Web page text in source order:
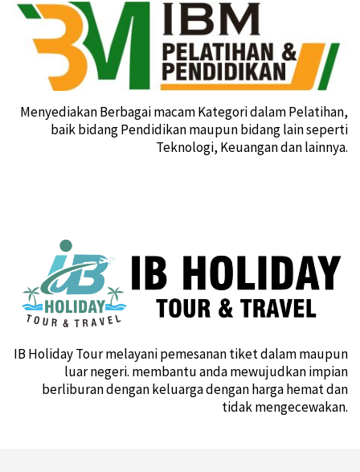
Menyediakan Berbagai macam Kategori dalam Pelatihan,
baik bidang Pendidikan maupun bidang lain seperti
Teknologi, Keuangan dan lainnya.
IB Holiday Tour melayani pemesanan tiket dalam maupun
luar negeri. membantu anda mewujudkan impian
berliburan dengan keluarga dengan harga hemat dan
tidak mengecewakan.